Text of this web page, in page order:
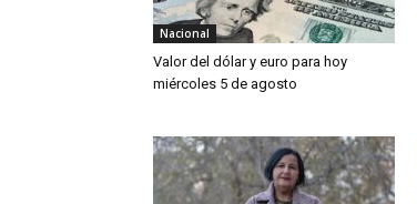
Nacional
Valor del dólar y euro para hoy
miércoles 5 de agosto